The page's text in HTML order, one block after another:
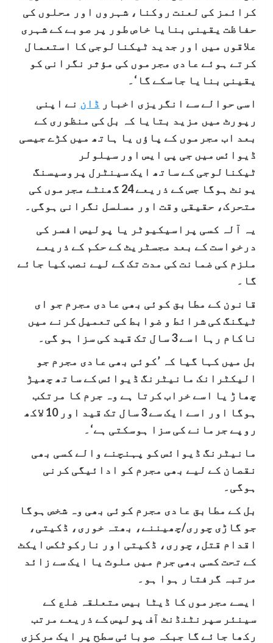
کرائمز کی لعنت روکنا، شہروں اور محلوں کی
حفاظت یقینی بنایا خاص طور پر صوبے کے شہری
علاقوں میں اور جدید ٹیکنالوجی کا استعمال
کرتے ہوئے عادی مجرموں کی مؤثر نگرانی کو
یقینی بنایا جاسکے گا‘۔
اسی حوالے سے انگریزی اخبار ڈان نے اپنی
رپورٹ میں مزید بتایا کہ بل کی منظوری کے
بعد اب مجرموں کے پاؤں یا ہاتھ میں کڑے جیسی
ڈیوائس میں جی پی ایس اور سیلولر
ٹیکنالوجی کے ساتھ ایک سینٹرل پروسیسنگ
یونٹ ہوگا جس کے ذریعے 24 گھنٹے مجرموں کی
متحرک، حقیقی وقت اور مسلسل نگرانی ہوگی۔
یہ آلہ کسی پراسیکیوٹر یا پولیس افسر کی
درخواست کے بعد مجسٹریٹ کے حکم کے ذریعے
ملزم کی ضمانت کی مدت تک کے لیے نصب کیا جائے
گا۔
قانون کے مطابق کوئی بھی عادی مجرم جو ای
ٹیگنگ کی شرائط و ضوابط کی تعمیل کرنے میں
ناکام رہا اسے 3 سال تک قید کی سزا ہو گی۔
بل میں کہا گیا کہ ’کوئی بھی عادی مجرم جو
الیکٹرانک مانیٹرنگ ڈیوائس کے ساتھ چھیڑ
چھاڑ یا اسے خراب کرتا ہے وہ جرم کا مرتکب
ہوگا اور اسے ایک سے 3 سال تک قید اور 10 لاکھ
روپے جرمانے کی سزا ہوسکتی ہے‘۔
مانیٹرنگ ڈیوائس کو پہنچنے والے کسی بھی
نقصان کے لیے بھی مجرم کو ادائیگی کرنی
ہوگی۔
بل کے مطابق عادی مجرم کوئی بھی وہ شخص ہوگا
جو گاڑی چوری/چھیننے، بھتہ خوری، ڈکیتی،
اقدام قتل، چوری، ڈکیتی اور نارکوٹکس ایکٹ
کے تحت کسی بھی جرم میں ملوث یا ایک سے زائد
مرتبہ گرفتار ہوا ہو۔
ایسے مجرموں کا ڈیٹا بیس متعلقہ ضلع کے
سینئر سپرنٹنڈنٹ آف پولیس کے ذریعے مرتب
رکھا جائے گا جبکہ صوبائی سطح پر ایک مرکزی